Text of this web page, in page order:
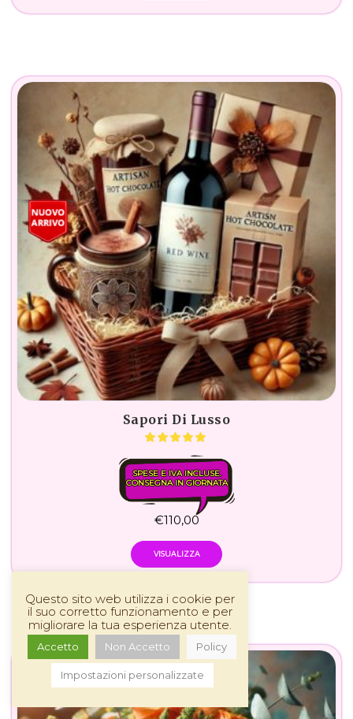
Sapori Di Lusso
SPESE E IVA INCLUSE.
CONSEGNA IN GIORNATA
€110,00
VISUALIZZA
Questo sito web utilizza i cookie per
il suo corretto funzionamento e per
migliorare la tua esperienza utente.
Accetto Non Accetto Policy
Impostazioni personalizzate